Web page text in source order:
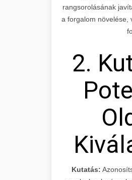
rangsorolásának
a forgalom növelése,
2.
Kutatás: